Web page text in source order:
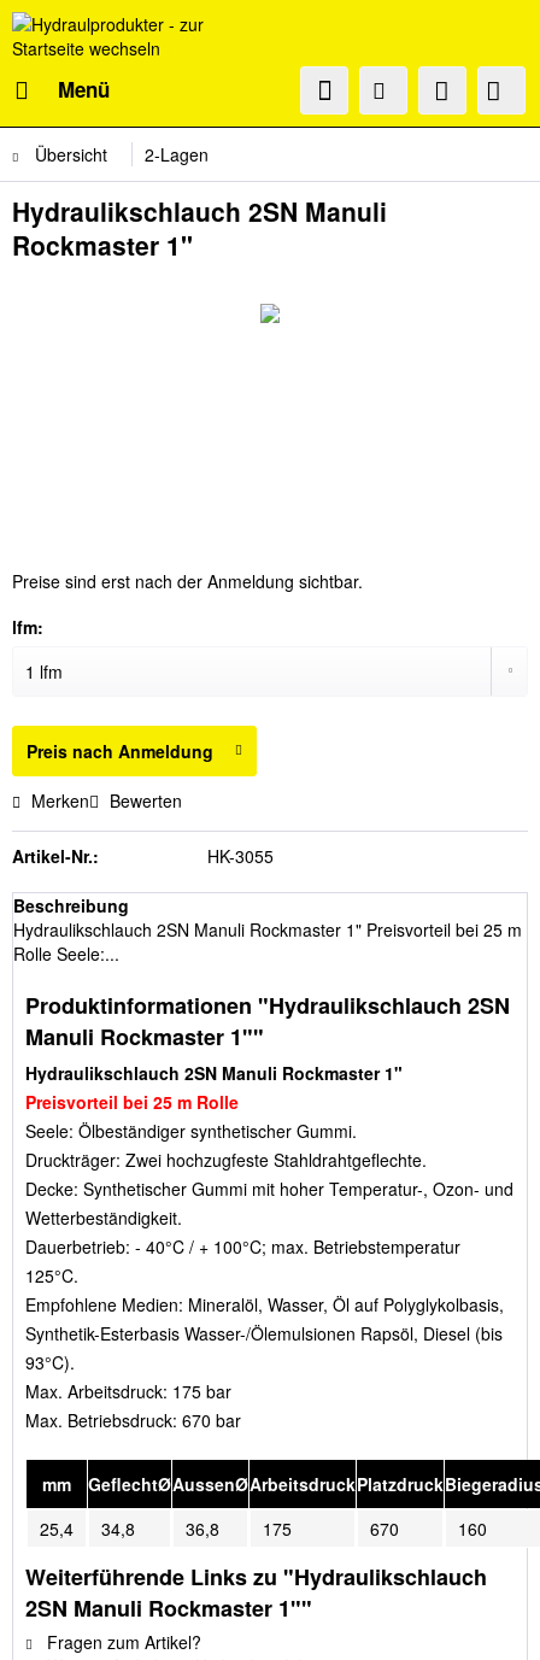
Menü
Übersicht 2-Lagen
Hydraulikschlauch 2SN Manuli
Rockmaster 1"
Preise sind erst nach der Anmeldung sichtbar.
lfm:
Preis nach Anmeldung
Merken Bewerten
Artikel-Nr.: HK-3055
Beschreibung
Hydraulikschlauch 2SN Manuli Rockmaster 1" Preisvorteil bei 25 m
Rolle Seele:...
Produktinformationen "Hydraulikschlauch 2SN
Manuli Rockmaster 1""
Hydraulikschlauch 2SN Manuli Rockmaster 1"
Preisvorteil bei 25 m Rolle
Seele: Ölbeständiger synthetischer Gummi.
Druckträger: Zwei hochzugfeste Stahldrahtgeflechte.
Decke: Synthetischer Gummi mit hoher Temperatur-, Ozon- und
Wetterbeständigkeit.
Dauerbetrieb: - 40°C / + 100°C; max. Betriebstemperatur
125°C.
Empfohlene Medien: Mineralöl, Wasser, Öl auf Polyglykolbasis,
Synthetik-Esterbasis Wasser-/Ölemulsionen Rapsöl, Diesel (bis
93°C).
Max. Arbeitsdruck: 175 bar
Max. Betriebsdruck: 670 bar
mm GeflechtØAussenØArbeitsdruckPlatzdruck
25,4
34,8 36,8 175 670 160
Weiterführende Links zu "Hydraulikschlauch
2SN Manuli Rockmaster 1""
Fragen zum Artikel?